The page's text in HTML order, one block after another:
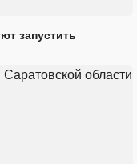
запустить